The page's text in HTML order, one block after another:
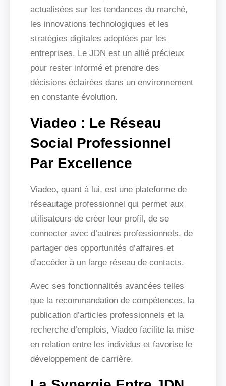
actualisées sur les tendances du marché,
les innovations technologiques et les
stratégies digitales adoptées par les
entreprises. Le JDN est un allié précieux
pour rester informé et prendre des
décisions éclairées dans un environnement
en constante évolution.
Viadeo : Le Réseau
Social Professionnel
Par Excellence
Viadeo, quant à lui, est une plateforme de
réseautage professionnel qui permet aux
utilisateurs de créer leur profil, de se
connecter avec d’autres professionnels, de
partager des opportunités d’affaires et
d’accéder à un large réseau de contacts.
Avec ses fonctionnalités avancées telles
que la recommandation de compétences, la
publication d’articles professionnels et la
recherche d’emplois, Viadeo facilite la mise
en relation entre les individus et favorise le
développement de carrière.